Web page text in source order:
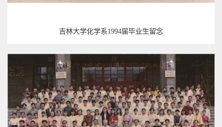
吉林大学化学系1994届毕业生留念